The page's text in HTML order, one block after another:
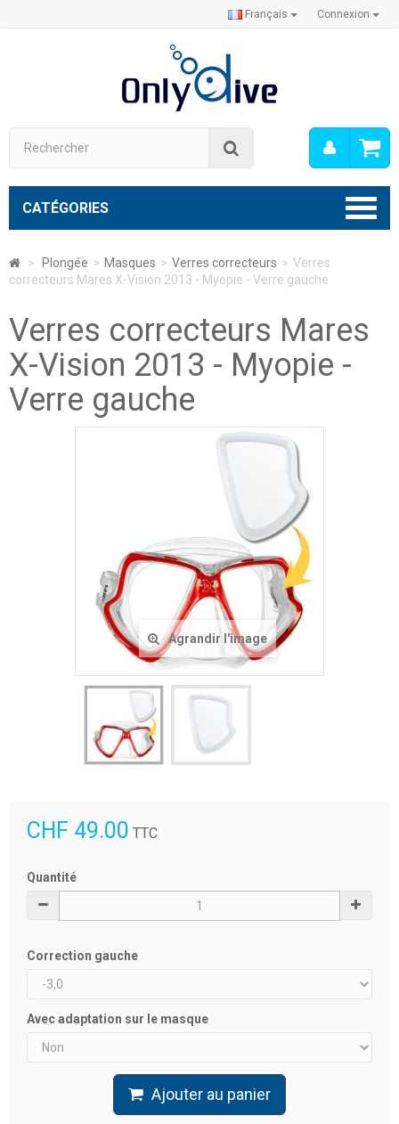
Connexion
Français
Mon
CATÉGORIES
> Plongée > Masques > Verres correcteurs > Verres
correcteurs Mares X-Vision 2013 - Myopie - Verre gauche
Verres correcteurs Mares
X-Vision 2013 - Myopie -
Verre gauche
Agrandir l'image
CHF 49.00 TTC
Quantité
Correction gauche
Avec adaptation sur le masque
Ajouter au panier